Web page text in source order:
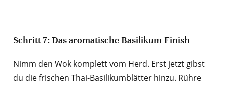
Schritt 7: Das aromatische Basilikum-Finish
Nimm den Wok komplett vom Herd. Erst jetzt gibst
du die frischen Thai-Basilikumblätter hinzu. Rühre